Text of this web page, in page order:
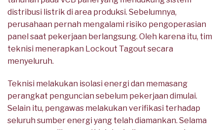
distribusi listrik di area produksi. Sebelumnya,
perusahaan pernah mengalami risiko pengoperasian
panel saat pekerjaan berlangsung. Oleh karena itu, tim
teknisi menerapkan Lockout Tagout secara
menyeluruh.
Teknisi melakukan isolasi energi dan memasang
perangkat penguncian sebelum pekerjaan dimulai.
Selain itu, pengawas melakukan verifikasi terhadap
seluruh sumber energi yang telah diamankan. Selama